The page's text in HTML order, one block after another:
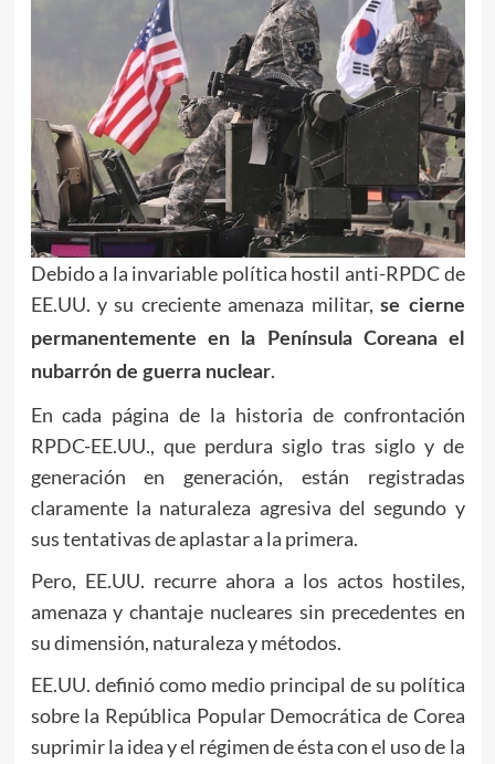
Debido a la invariable política hostil anti-RPDC de
EE.UU. y su creciente amenaza militar,se cierne
permanentemente en la Península Coreana el
nubarrón de guerra nuclear.
En cada página de la historia de confrontación
RPDC-EE.UU., que perdura siglo tras siglo y de
generación en generación, están registradas
claramente la naturaleza agresiva del segundo y
sus tentativas de aplastar a la primera.
Pero, EE.UU. recurre ahora a los actos hostiles,
amenaza y chantaje nucleares sin precedentes en
su dimensión, naturaleza y métodos.
EE.UU. definió como medio principal de su política
sobre la República Popular Democrática de Corea
suprimir la idea y el régimen de ésta con el uso de la